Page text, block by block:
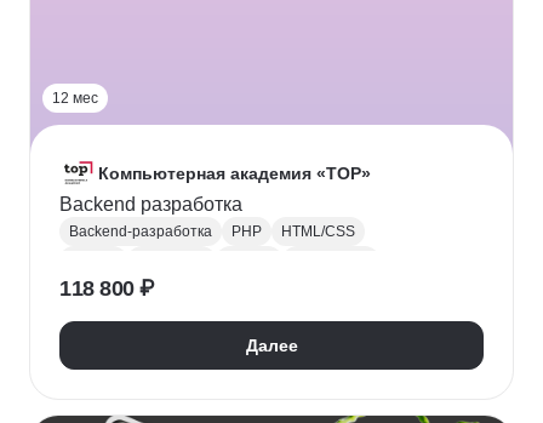
12 мес
Компьютерная академия «TOP»
Backend разработка
Backend-разработка PHP
HTML/CSS
Laravel
118 800 ₽
Далее